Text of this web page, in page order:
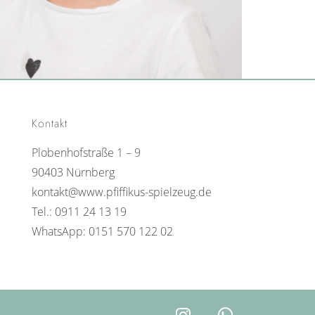
Kontakt
Plobenhofstraße 1 – 9
90403 Nürnberg
kontakt@www.pfiffikus-spielzeug.de
Tel.: 0911 24 13 19
WhatsApp: 0151 570 122 02